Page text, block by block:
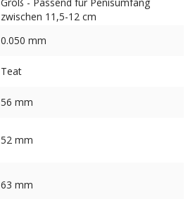
zwischen 11,5-12 cm
0.050 mm
Teat
56 mm
52 mm
63 mm